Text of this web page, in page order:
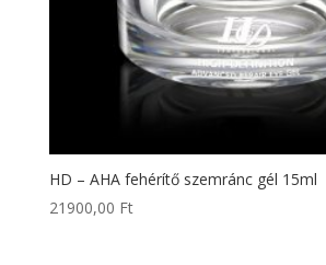
HD – AHA fehérítő szemránc gél 15ml
21900,00 Ft